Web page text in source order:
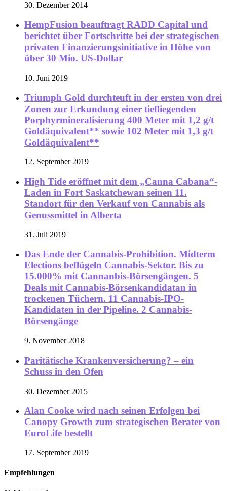
30. Dezember 2014
HempFusion beauftragt RADD Capital und
berichtet über Fortschritte bei der strategischen
privaten Finanzierungsinitiative in Höhe von
über 30 Mio. US-Dollar
10. Juni 2019
Triumph Gold durchteuft in der ersten von drei
Zonen zur Erkundung einer tiefliegenden
Porphyrmineralisierung 400 Meter mit 1,2 g/t
Goldäquivalent** sowie 102 Meter mit 1,3 g/t
Goldäquivalent**
12. September 2019
High Tide eröffnet mit dem „Canna Cabana“-
Laden in Fort Saskatchewan seinen 11.
Standort für den Verkauf von Cannabis als
Genussmittel in Alberta
31. Juli 2019
Das Ende der Cannabis-Prohibition. Midterm
Elections beflügeln Cannabis-Sektor. Bis zu
15.000% mit Cannanbis-Börsengängen. 5
Deals mit Cannabis-Börsenkandidatan in
trockenen Tüchern. 11 Cannabis-IPO-
Kandidaten in der Pipeline. 2 Cannabis-
Börsengänge
9. November 2018
Paritätische Krankenversicherung? – ein
Schuss in den Ofen
30. Dezember 2015
Alan Cooke wird nach seinen Erfolgen bei
Canopy Growth zum strategischen Berater von
EuroLife bestellt
17. September 2019
Empfehlungen